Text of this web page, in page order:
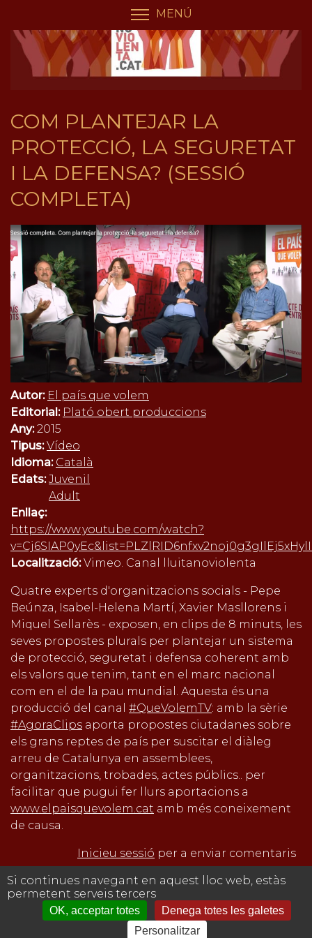
contingut
MENÚ
COM PLANTEJAR LA
PROTECCIÓ, LA SEGURETAT
I LA DEFENSA? (SESSIÓ
COMPLETA)
Autor: El país que volem
Editorial: Plató obert produccions
Any:2015
Tipus:Vídeo
Idioma: Català
Edats:Juvenil
Adult
Enllaç:
https://www.youtube.com/watch?
Localització:Vimeo. Canal lluitanoviolenta
Quatre experts d'organitzacions socials - Pepe
Beúnza, Isabel-Helena Martí, Xavier Masllorens i
Miquel Sellarès - exposen, en clips de 8 minuts, les
seves propostes plurals per plantejar un sistema
de protecció, seguretat i defensa coherent amb
els valors que tenim, tant en el marc nacional
com en el de la pau mundial. Aquesta és una
producció del canal #QueVolemTV: amb la sèrie
#AgoraClips aporta propostes ciutadanes sobre
els grans reptes de país per suscitar el diàleg
arreu de Catalunya en assemblees,
organitzacions, trobades, actes públics.. per
facilitar que pugui fer llurs aportacions a
www.elpaisquevolem.cat amb més coneixement
de causa.
Inicieu sessió per a enviar comentaris
Avís legal
Panell de gestió de galetes
Si continues navegant en aquest lloc web, estàs
permetent serveis tercers
OK, acceptar totes
Denega totes les galetes
Personalitzar